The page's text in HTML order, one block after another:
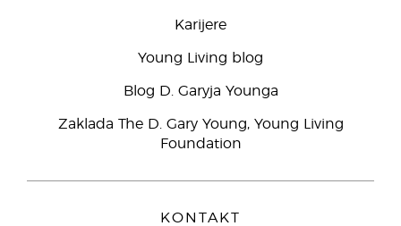
Karijere
Young Living blog
Blog D. Garyja Younga
Zaklada The D. Gary Young, Young Living
Foundation
KONTAKT